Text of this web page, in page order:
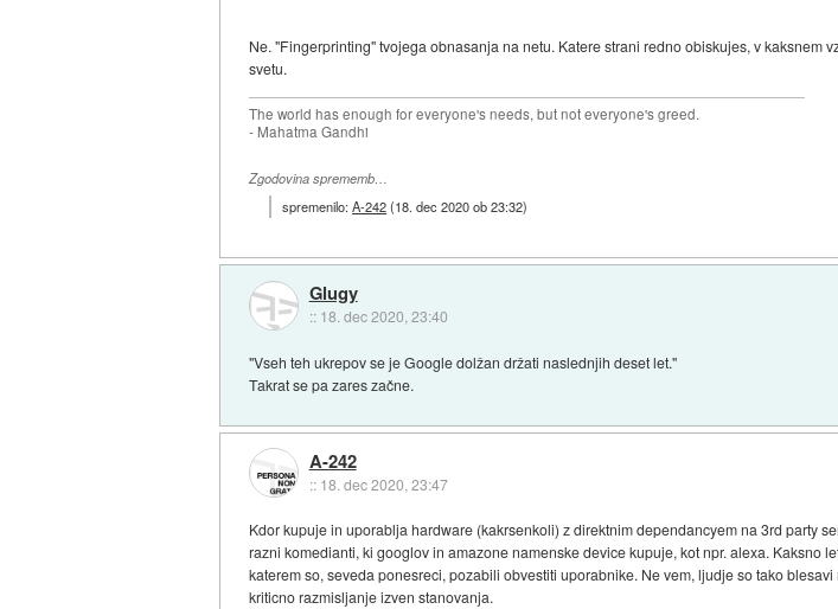
Ne. "Fingerprinting" tvojega obnasanja na netu. Katere strani redno obiskujes, v kaksnem
svetu.
The world has enough for everyone's needs, but not everyone's greed.
- Mahatma Gandhi
Zgodovina sprememb…
spremenilo:A-242(18. dec 2020 ob 23:32)
Glugy
:: 18. dec 2020, 23:40
"Vseh teh ukrepov se je Google dolžan držati naslednjih deset let."
Takrat se pa zares začne.
A-242
:: 18. dec 2020, 23:47
Kdor kupuje in uporablja hardware (kakrsenkoli) z direktnim dependancyem na 3rd party
razni komedianti, ki googlov in amazone namenske device kupuje, kot npr. alexa. Kaksno
katerem so, seveda ponesreci, pozabili obvestiti uporabnike. Ne vem, ljudje so tako
kriticno razmisljanje izven stanovanja.